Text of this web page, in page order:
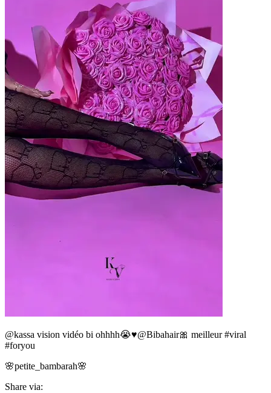
@kassa vision vidéo bi ohhhh😭♥️@Bibahair🎀 meilleur #viral
#foryou
🌸petite_bambarah🌸
Share via: